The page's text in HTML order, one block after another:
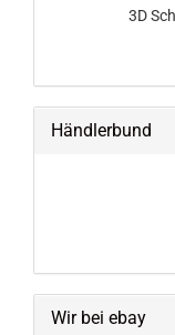
3D
Händlerbund
Wir bei ebay